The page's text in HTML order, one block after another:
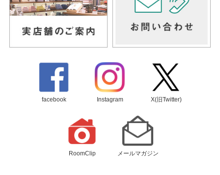
facebook Instagram X(旧Twitter)
RoomClip メールマガジン